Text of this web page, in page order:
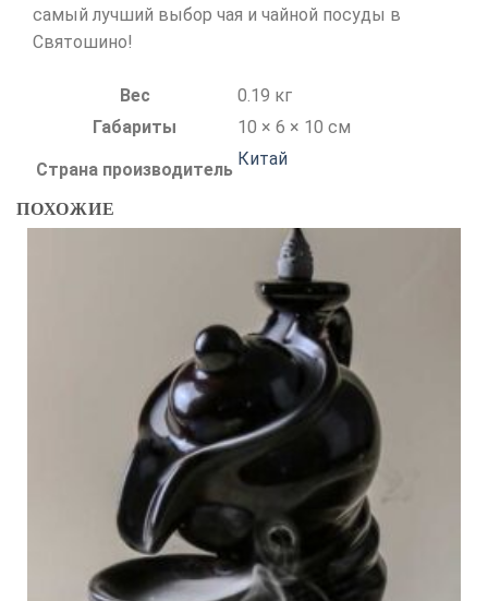
самый лучший выбор чая и чайной посуды в
Святошино!
Вес
0.19 кг
Габариты
10 × 6 × 10 см
Страна производитель
Китай
ПОХОЖИЕ